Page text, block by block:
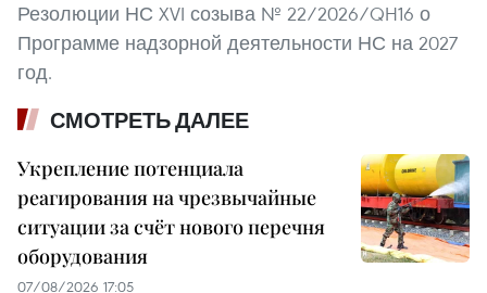
Резолюции НС XVI созыва № 22/2026/QH16 о
Программе надзорной деятельности НС на 2027
год.
СМОТРЕТЬ ДАЛЕЕ
Укрепление потенциала
реагирования на чрезвычайные
ситуации за счёт нового перечня
оборудования
07/08/2026 17:05